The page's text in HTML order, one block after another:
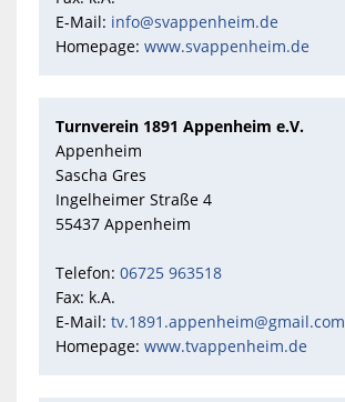
E-Mail: info@svappenheim.de
Homepage: www.svappenheim.de
Turnverein 1891 Appenheim e.V.
Appenheim
Sascha Gres
Ingelheimer Straße 4
55437 Appenheim
Telefon: 06725 963518
Fax: k.A.
E-Mail: tv.1891.appenheim@gmail.com
Homepage: www.tvappenheim.de